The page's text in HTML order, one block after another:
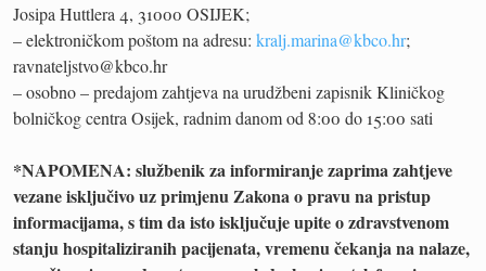
Josipa Huttlera 4, 31000 OSIJEK;
– elektroničkom poštom na adresu: kralj.marina@kbco.hr;
ravnateljstvo@kbco.hr
– osobno – predajom zahtjeva na urudžbeni zapisnik Kliničkog
bolničkog centra Osijek, radnim danom od 8:00 do 15:00 sati
*NAPOMENA: službenik za informiranje zaprima zahtjeve
vezane isključivo uz primjenu Zakona o pravu na pristup
informacijama, s tim da isto isključuje upite o zdravstvenom
stanju hospitaliziranih pacijenata, vremenu čekanja na nalaze,